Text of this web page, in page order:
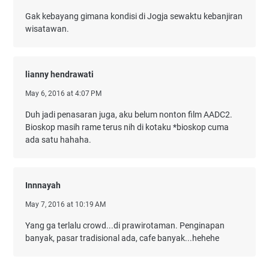
Gak kebayang gimana kondisi di Jogja sewaktu kebanjiran
wisatawan.
lianny hendrawati
May 6, 2016 at 4:07 PM
Duh jadi penasaran juga, aku belum nonton film AADC2.
Bioskop masih rame terus nih di kotaku *bioskop cuma
ada satu hahaha.
Innnayah
May 7, 2016 at 10:19 AM
Yang ga terlalu crowd...di prawirotaman. Penginapan
banyak, pasar tradisional ada, cafe banyak...hehehe